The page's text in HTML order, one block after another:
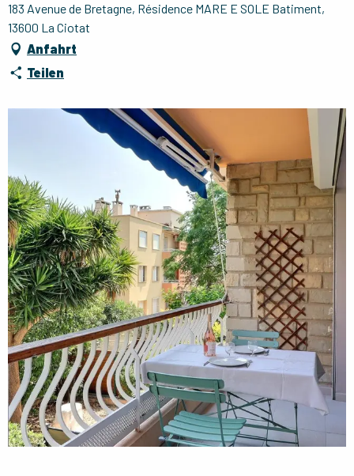
183 Avenue de Bretagne, Résidence MARE E SOLE Batiment,
13600 La Ciotat
Anfahrt
Teilen